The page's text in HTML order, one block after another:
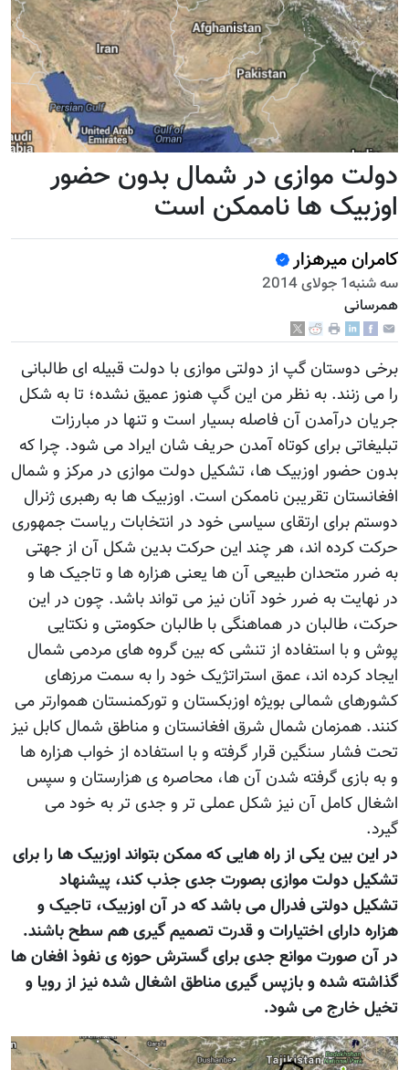
دولت موازی در شمال بدون حضور
اوزبیک ها ناممکن است
کامران میرهزار
سه شنبه1 جولای 2014
همرسانی
برخی دوستان گپ از دولتی موازی با دولت قبیله ای طالبانی
را می زنند. به نظر من این گپ هنوز عمیق نشده؛ تا به شکل
جریان درآمدن آن فاصله بسیار است و تنها در مبارزات
تبلیغاتی برای کوتاه آمدن حریف شان ایراد می شود. چرا که
بدون حضور اوزبیک ها، تشکیل دولت موازی در مرکز و شمال
افغانستان تقریبن ناممکن است. اوزبیک ها به رهبری ژنرال
دوستم برای ارتقای سیاسی خود در انتخابات ریاست جمهوری
حرکت کرده اند، هر چند این حرکت بدین شکل آن از جهتی
به ضرر متحدان طبیعی آن ها یعنی هزاره ها و تاجیک ها و
در نهایت به ضرر خود آنان نیز می تواند باشد. چون در این
حرکت، طالبان در هماهنگی با طالبان حکومتی و نکتایی
پوش و با استفاده از تنشی که بین گروه های مردمی شمال
ایجاد کرده اند، عمق استراتژیک خود را به سمت مرزهای
کشورهای شمالی بويژه اوزبکستان و تورکمنستان هموارتر می
کنند. همزمان شمال شرق افغانستان و مناطق شمال کابل نیز
تحت فشار سنگین قرار گرفته و با استفاده از خواب هزاره ها
و به بازی گرفته شدن آن ها، محاصره ی هزارستان و سپس
اشغال کامل آن نیز شکل عملی تر و جدی تر به خود می
گیرد.
در این بین یکی از راه هایی که ممکن بتواند اوزبیک ها را برای
تشکیل دولت موازی بصورت جدی جذب کند، پیشنهاد
تشکیل دولتی فدرال می باشد که در آن اوزبیک، تاجیک و
هزاره دارای اختیارات و قدرت تصمیم گیری هم سطح باشند.
در آن صورت موانع جدی برای گسترش حوزه ی نفوذ افغان ها
گذاشته شده و بازپس گیری مناطق اشغال شده نیز از رویا و
تخیل خارج می شود.